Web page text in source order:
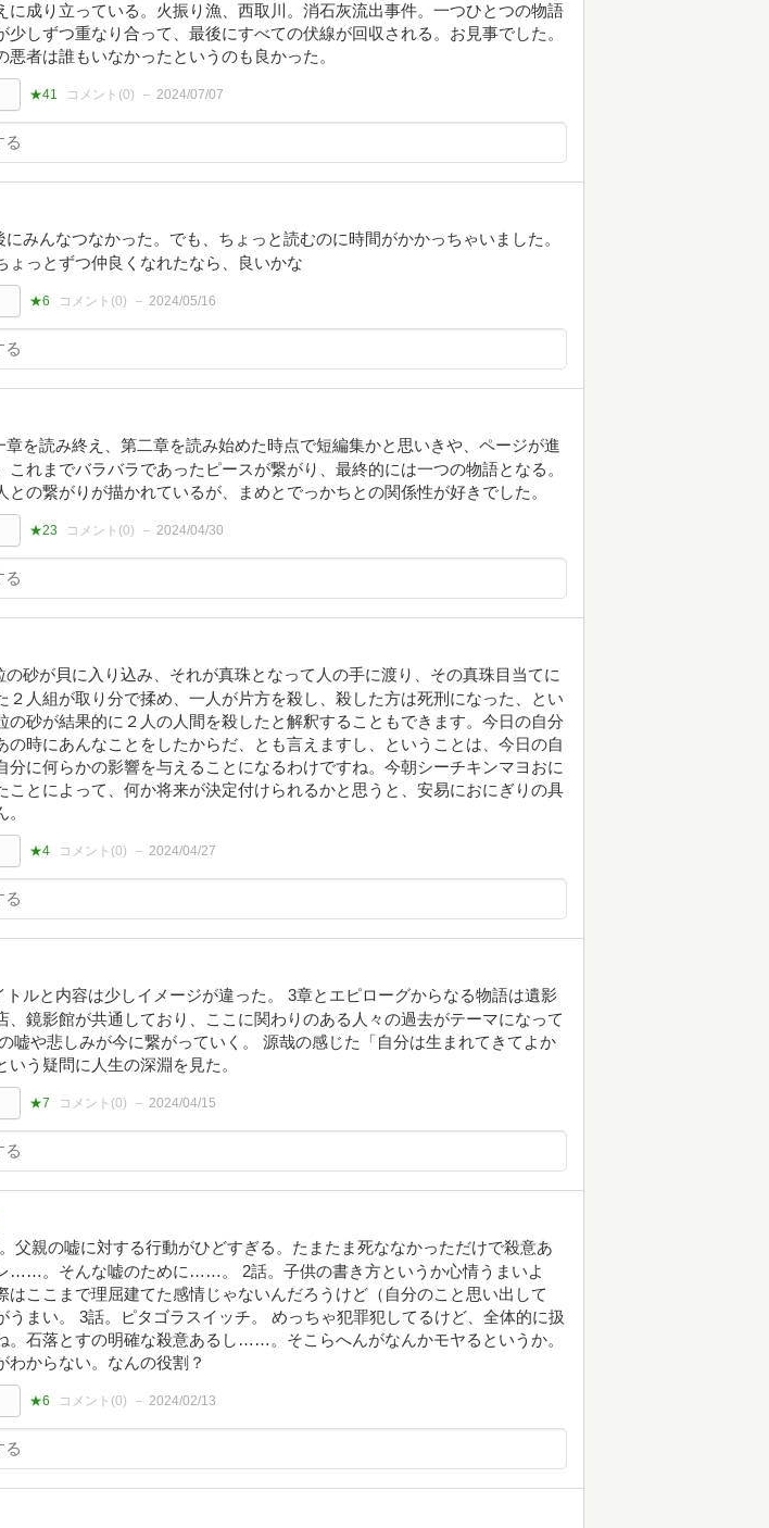
に成り立っている。火振り漁、西取川。消石灰流出事件。一つひとつの物語
少しずつ重なり合って、最後にすべての伏線が回収される。お見事でした。
悪者は誰もいなかったというのも良かった。
★41 コメント(0) 2024/07/07
にみんなつなかった。でも、ちょっと読むのに時間がかかっちゃいました。
ょっとずつ仲良くなれたなら、良いかな
★6 コメント(0) 2024/05/16
章を読み終え、第二章を読み始めた時点で短編集かと思いきや、ページが進
これまでバラバラであったピースが繋がり、最終的には一つの物語となる。
との繋がりが描かれているが、まめとでっかちとの関係性が好きでした。
★23 コメント(0) 2024/04/30
の砂が貝に入り込み、それが真珠となって人の手に渡り、その真珠目当てに
２人組が取り分で揉め、一人が片方を殺し、殺した方は死刑になった、とい
の砂が結果的に２人の人間を殺したと解釈することもできます。今日の自分
の時にあんなことをしたからだ、とも言えますし、ということは、今日の自
分に何らかの影響を与えることになるわけですね。今朝シーチキンマヨおに
ことによって、何か将来が決定付けられるかと思うと、安易におにぎりの具
★4 コメント(0) 2024/04/27
トルと内容は少しイメージが違った。 3章とエピローグからなる物語は遺影
、鏡影館が共通しており、ここに関わりのある人々の過去がテーマになって
嘘や悲しみが今に繋がっていく。 源哉の感じた「自分は生まれてきてよか
いう疑問に人生の深淵を見た。
★7 コメント(0) 2024/04/15
父親の嘘に対する行動がひどすぎる。たまたま死ななかっただけで殺意あ
……。そんな嘘のために……。 2話。子供の書き方というか心情うまいよ
はここまで理屈建てた感情じゃないんだろうけど（自分のこと思い出して
うまい。 3話。ピタゴラスイッチ。 めっちゃ犯罪犯してるけど、全体的に扱
。石落とすの明確な殺意あるし……。そこらへんがなんかモヤるというか。
わからない。なんの役割？
★6 コメント(0) 2024/02/13